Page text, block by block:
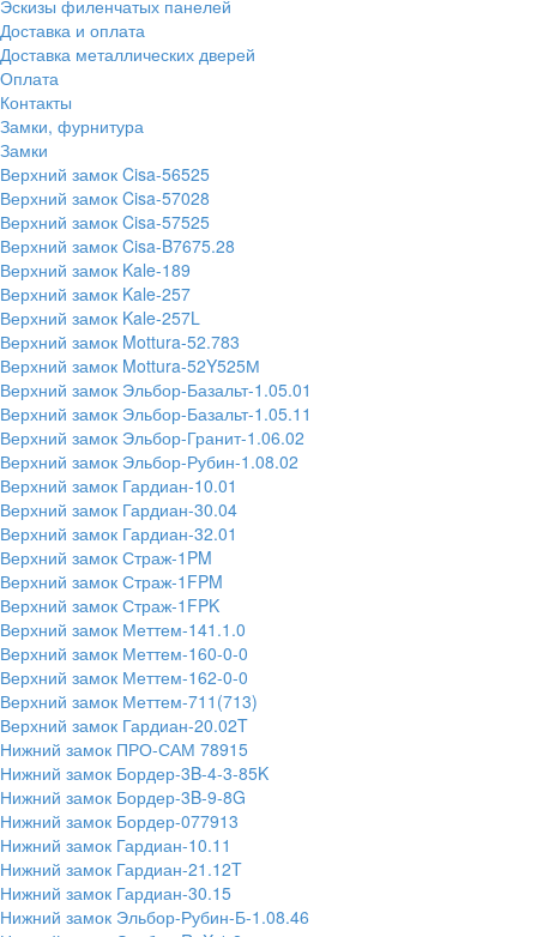
Эскизы филенчатых панелей
Доставка и оплата
Доставка металлических дверей
Оплата
Контакты
Замки, фурнитура
Замки
Верхний замок Cisa-56525
Верхний замок Cisa-57028
Верхний замок Cisa-57525
Верхний замок Cisa-B7675.28
Верхний замок Kale-189
Верхний замок Kale-257
Верхний замок Kale-257L
Верхний замок Mottura-52.783
Верхний замок Mottura-52Y525М
Верхний замок Эльбор-Базальт-1.05.01
Верхний замок Эльбор-Базальт-1.05.11
Верхний замок Эльбор-Гранит-1.06.02
Верхний замок Эльбор-Рубин-1.08.02
Верхний замок Гардиан-10.01
Верхний замок Гардиан-30.04
Верхний замок Гардиан-32.01
Верхний замок Страж-1PM
Верхний замок Страж-1FPM
Верхний замок Страж-1FPK
Верхний замок Меттем-141.1.0
Верхний замок Меттем-160-0-0
Верхний замок Меттем-162-0-0
Верхний замок Меттем-711(713)
Верхний замок Гардиан-20.02T
Нижний замок ПРО-САМ 78915
Нижний замок Бордер-3B-4-3-85K
Нижний замок Бордер-3B-9-8G
Нижний замок Бордер-077913
Нижний замок Гардиан-10.11
Нижний замок Гардиан-21.12T
Нижний замок Гардиан-30.15
Нижний замок Эльбор-Рубин-Б-1.08.46